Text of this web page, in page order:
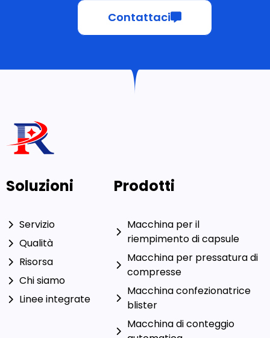
Contattaci
Soluzioni
Servizio
Qualità
Risorsa
Chi siamo
Linee integrate
Prodotti
Macchina per il
riempimento di capsule
Macchina per pressatura di
compresse
Macchina confezionatrice
blister
Macchina di conteggio